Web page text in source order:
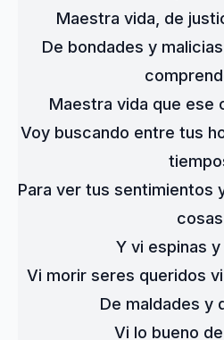
Maestra vida, de
De bondades y
Maestra vida que ese
Voy buscando entre tus
Para ver tus sentimientos
cosas
Y vi espinas
Vi morir seres queridos
De maldades y
Vi lo bueno